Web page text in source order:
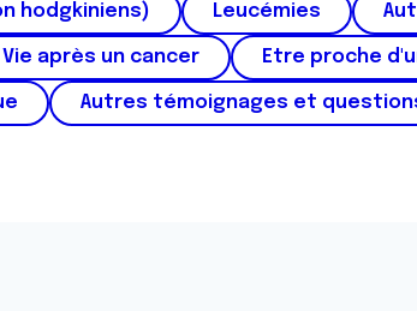
hodgkiniens) Leucémies
Vie après un cancer Etre proche
Autres témoignages et